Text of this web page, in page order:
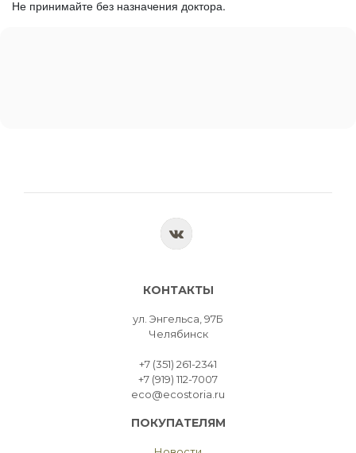
Не принимайте без назначения доктора.
КОНТАКТЫ
ул. Энгельса, 97Б
Челябинск
+7 (351) 261-2341
+7 (919) 112-7007
eco@ecostoria.ru
ПОКУПАТЕЛЯМ